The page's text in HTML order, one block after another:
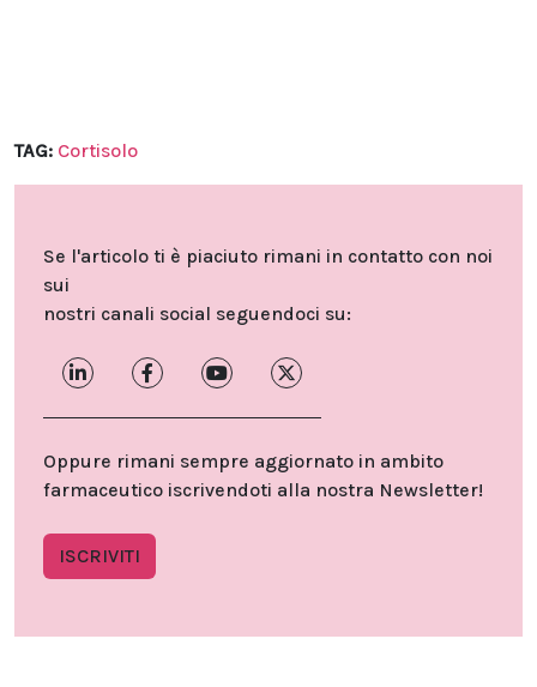
TAG: Cortisolo
Se l'articolo ti è piaciuto rimani in contatto con noi
sui
nostri canali social seguendoci su:
Oppure rimani sempre aggiornato in ambito
farmaceutico iscrivendoti alla nostra Newsletter!
ISCRIVITI